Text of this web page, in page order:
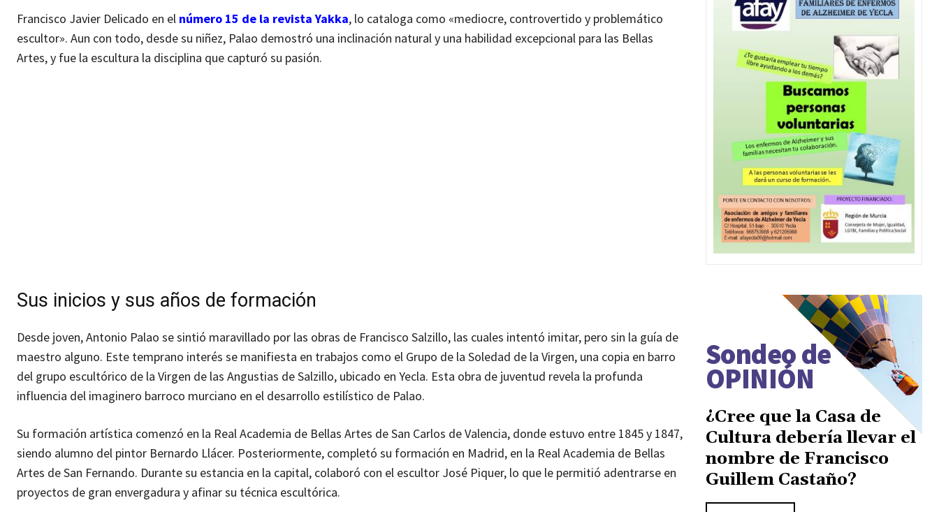
Francisco Javier Delicado en el número 15 de la revista Yakka, lo cataloga como «mediocre, controvertido y problemático
escultor». Aun con todo, desde su niñez, Palao demostró una inclinación natural y una habilidad excepcional para las Bellas
Artes, y fue la escultura la disciplina que capturó su pasión.
Sus inicios y sus años de formación
Desde joven, Antonio Palao se sintió maravillado por las obras de Francisco Salzillo, las cuales intentó imitar, pero sin la guía de
maestro alguno. Este temprano interés se manifiesta en trabajos como el Grupo de la Soledad de la Virgen, una copia en barro
del grupo escultórico de la Virgen de las Angustias de Salzillo, ubicado en Yecla. Esta obra de juventud revela la profunda
influencia del imaginero barroco murciano en el desarrollo estilístico de Palao.
Su formación artística comenzó en la Real Academia de Bellas Artes de San Carlos de Valencia, donde estuvo entre 1845 y 1847,
siendo alumno del pintor Bernardo Llácer. Posteriormente, completó su formación en Madrid, en la Real Academia de Bellas
Artes de San Fernando. Durante su estancia en la capital, colaboró con el escultor José Piquer, lo que le permitió adentrarse en
proyectos de gran envergadura y afinar su técnica escultórica.
Sondeo de
OPINIÓN
¿Cree que la Casa de
Cultura debería llevar el
nombre de Francisco
Guillem Castaño?